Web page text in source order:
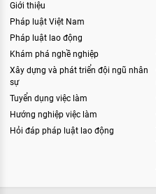
Giới thiệu
Pháp luật Việt Nam
Pháp luật lao động
Khám phá nghề nghiệp
Xây dựng và phát triển đội ngũ nhân
sự
Tuyển dụng việc làm
Hướng nghiệp việc làm
Hỏi đáp pháp luật lao động